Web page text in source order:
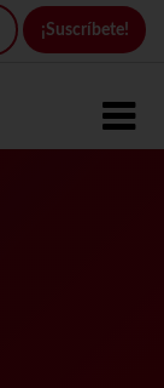
¡Suscríbete!